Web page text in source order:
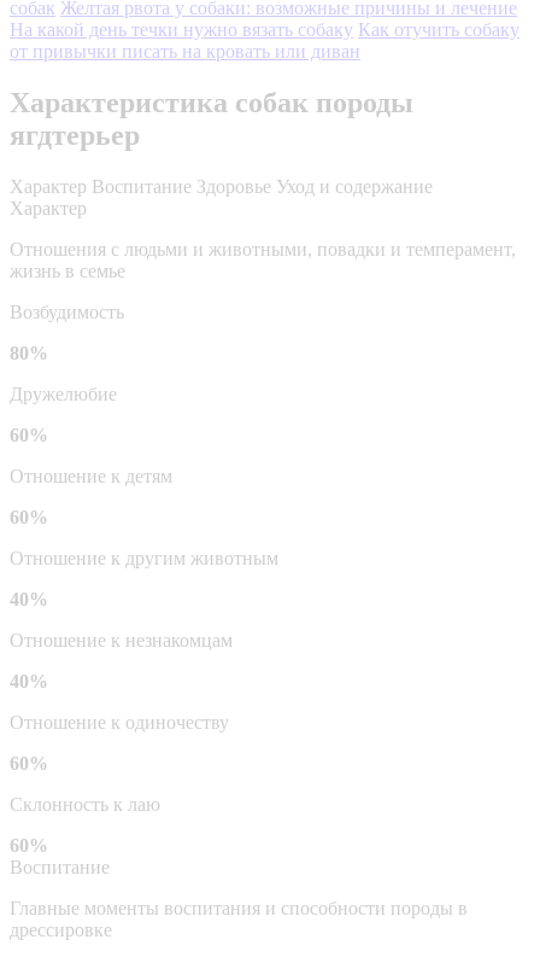
собак Желтая рвота у собаки: возможные причины и лечение
На какой день течки нужно вязать собаку Как отучить собаку
от привычки писать на кровать или диван
Характеристика собак породы
ягдтерьер
Характер Воспитание Здоровье Уход и содержание
Характер
Отношения с людьми и животными, повадки и темперамент,
жизнь в семье
Возбудимость
80%
Дружелюбие
60%
Отношение к детям
60%
Отношение к другим животным
40%
Отношение к незнакомцам
40%
Отношение к одиночеству
60%
Склонность к лаю
60%
Воспитание
Главные моменты воспитания и способности породы в
дрессировке